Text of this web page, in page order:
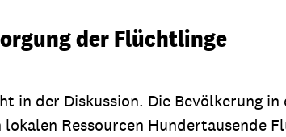
der Flüchtlinge
der Diskussion. Die Bevölkerung in
Ressourcen Hundertausende